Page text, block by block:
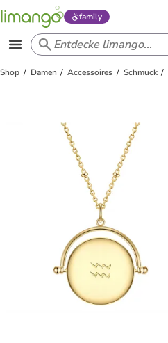
family
Shop Damen Accessoires Schmuck